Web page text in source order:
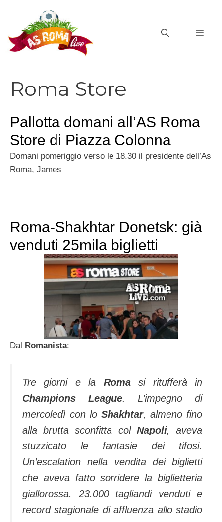
contenuto
Roma Store
Pallotta domani all’AS Roma
Store di Piazza Colonna
Domani pomeriggio verso le 18.30 il presidente dell’As
Roma, James
Roma-Shakhtar Donetsk: già
venduti 25mila biglietti
Dal Romanista:
Tre giorni e la Romasi ritufferà in
Champions League. L’impegno di
mercoledì con lo Shakhtar, almeno fino
alla brutta sconfitta col Napoli, aveva
stuzzicato le fantasie dei tifosi.
Un’escalation nella vendita dei biglietti
che aveva fatto sorridere la biglietteria
giallorossa. 23.000 tagliandi venduti e
record stagionale di affluenza allo stadio